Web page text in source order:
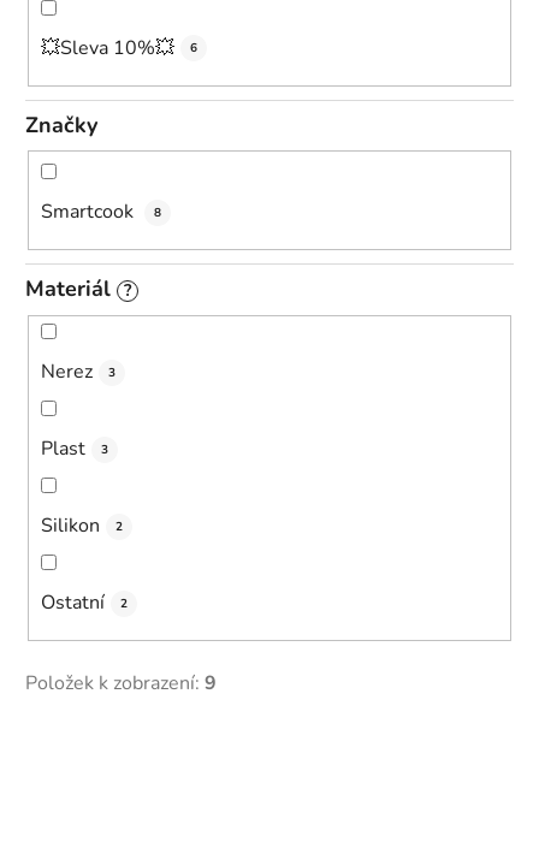
💥Sleva 10%💥 6
Značky
Smartcook 8
Materiál ?
Nerez 3
Plast 3
Silikon 2
Ostatní 2
Položek k zobrazení: 9